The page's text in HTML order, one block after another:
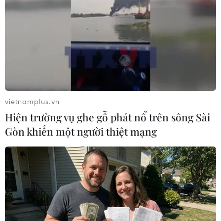
học sinh thiệt mạng
Theo Tân Hoa xã, sự việc xảy ra sáng ngày 26/9 tại thị
trấn Bình Sơn ở quận Linh Sơn, thuộc khu tự trị dân tộc
Choang ở Quảng Tây, miền Nam Trung Quốc.
vietnamplus.vn
Hiện trường vụ ghe gỗ phát nổ trên sông Sài
Gòn khiến một người thiệt mạng